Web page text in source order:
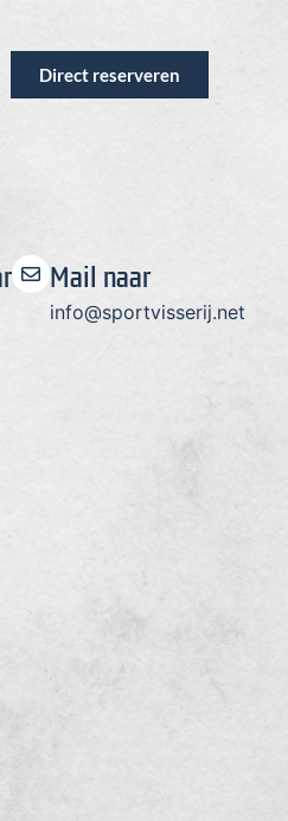
Direct reserveren
Mail naar
info@sportvisserij.net